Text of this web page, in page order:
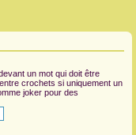
un mot qui doit être
entre crochets si uniquement un
joker pour des